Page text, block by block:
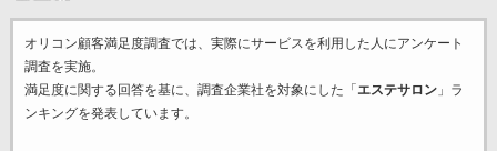
オリコン顧客満足度調査では、実際にサービスを利用した 人にアンケート
調査を実施。
満足度に関する回答を基に、調査企業社を対象にした「 エステサロン」ラ
ンキングを発表しています。